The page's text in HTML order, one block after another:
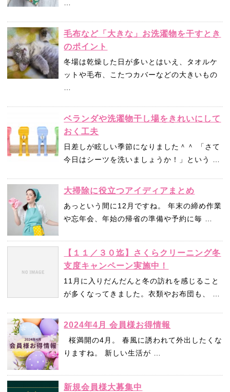
毛布など「大きな」お洗濯物を干すとき
のポイント
冬場は乾燥した日が多いとはいえ、タオルケ
ットや毛布、こたつカバーなどの大きいもの
ベランダや洗濯物干し場をきれいにして
おく工夫
日差しが眩しい季節になりました＾＾ 「さて
今日はシーツを洗いましょうか！」という …
大掃除に役立つアイディアまとめ
あっという間に12月ですね。 年末の締め作業
や忘年会、年始の帰省の準備や予約に毎 …
【１１／３０迄】さくらクリーニング冬
支度キャンペーン実施中！
11月に入りだんだんと冬の訪れを感じること
が多くなってきました。衣類やお布団も、 …
2024年4月 会員様お得情報
桜満開の4月。 春風に誘われて外出したくな
りますね。 新しい生活が …
新規会員様大募集中